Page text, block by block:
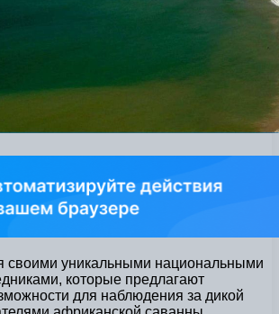
своими уникальными национальными
которые предлагают
для наблюдения за дикой